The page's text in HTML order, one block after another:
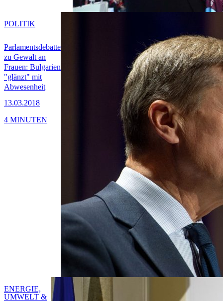
Parlamentsdebatte
zu Gewalt an
Frauen: Bulgarien
"glänzt" mit
Abwesenheit
13.03.2018
POLITIK
4 MINUTEN
ENERGIE,
UMWELT &